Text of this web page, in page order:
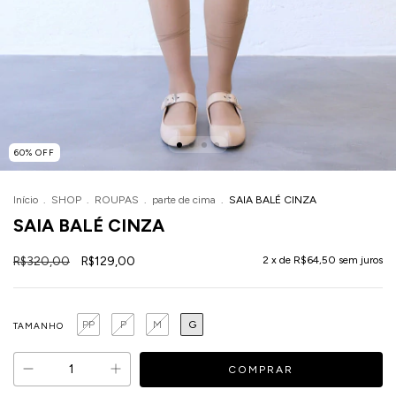
60% OFF
Início SHOP ROUPAS parte de cima SAIA BALÉ CINZA
SAIA BALÉ CINZA
R$320,00 R$129,00 2 x de R$64,50 sem juros
TAMANHO PP P M G